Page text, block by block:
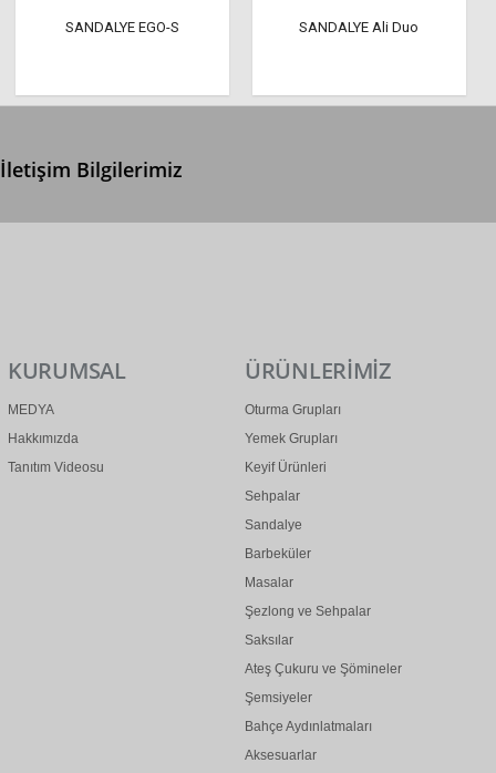
SANDALYE EGO-S SANDALYE Ali Duo
İletişim Bilgilerimiz
KURUMSAL
MEDYA
Hakkımızda
Tanıtım Videosu
ÜRÜNLERİMİZ
Oturma Grupları
Yemek Grupları
Keyif Ürünleri
Sehpalar
Sandalye
Barbeküler
Masalar
Şezlong ve Sehpalar
Saksılar
Ateş Çukuru ve Şömineler
Şemsiyeler
Bahçe Aydınlatmaları
Aksesuarlar